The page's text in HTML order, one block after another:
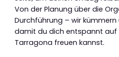
Von der Planung über die
Durchführung – wir kümmern
damit du dich entspannt auf
Tarragona freuen kannst.